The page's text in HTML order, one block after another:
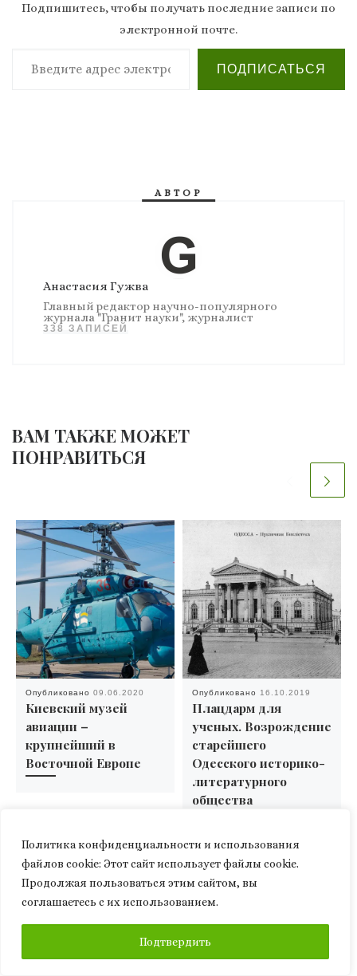
Политика конфиденциальности и использования
файлов сookie: Этот сайт использует файлы cookie.
Продолжая пользоваться этим сайтом, вы
соглашаетесь с их использованием.
Подтвердить
Подпишитесь, чтобы получать последние записи по
электронной почте.
Введите адрес электронной почты…
ПОДПИСАТЬСЯ
АВТОР
Анастасия Гужва
Главный редактор научно-популярного
журнала "Гранит науки", журналист
338 ЗАПИСЕЙ
ВАМ ТАКЖЕ МОЖЕТ
ПОНРАВИТЬСЯ
Опубликовано 09.06.2020
Киевский музей
авиации –
крупнейший в
Восточной Европе
Опубликовано 16.10.2019
Плацдарм для
ученых. Возрождение
старейшего
Одесского историко-
литературного
общества
Добавить комментарий